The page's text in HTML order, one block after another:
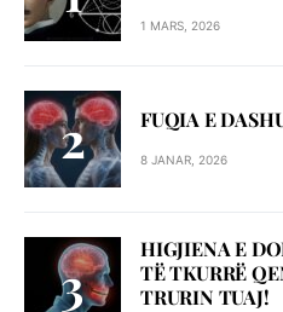
1 MARS, 2026
FUQIA E
8 JANAR, 2026
HIGJIENA E
TË TKURRË
TRURIN TUAJ!